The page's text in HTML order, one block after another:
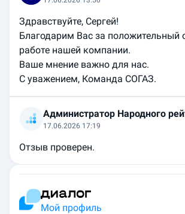
Здравствуйте, Сергей!
Благодарим Вас за положительный
работе нашей компании.
Ваше мнение важно для нас.
Администратор Народного
17.06.2026 17:19
Отзыв проверен.
Мой профиль